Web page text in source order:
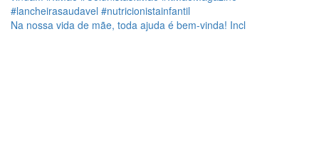
Na nossa vida de mãe, toda ajuda é bem-vinda! Incl